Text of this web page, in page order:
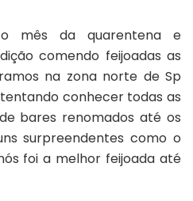
mês da quarentena e
comendo feijoadas as
na zona norte de Sp
conhecer todas as
bares renomados até os
surpreendentes como o
foi a melhor feijoada até